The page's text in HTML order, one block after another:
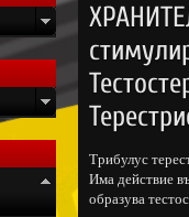
Трибулус
Има действие
образува